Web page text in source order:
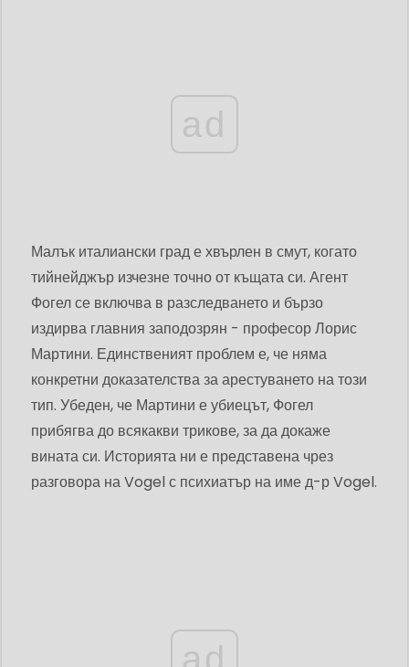
ad
Малък италиански град е хвърлен в смут, когато
тийнейджър изчезне точно от къщата си. Агент
Фогел се включва в разследването и бързо
издирва главния заподозрян - професор Лорис
Мартини. Единственият проблем е, че няма
конкретни доказателства за арестуването на този
тип. Убеден, че Мартини е убиецът, Фогел
прибягва до всякакви трикове, за да докаже
вината си. Историята ни е представена чрез
разговора на Vogel с психиатър на име д-р Vogel.
ad